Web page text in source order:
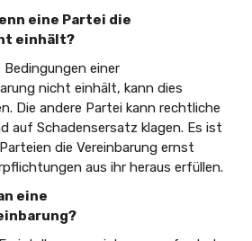
eine Partei die
einhält?
Bedingungen einer
nicht einhält, kann dies
Die andere Partei kann rechtliche
auf Schadensersatz klagen. Es ist
die Vereinbarung ernst
aus ihr heraus erfüllen.
eine